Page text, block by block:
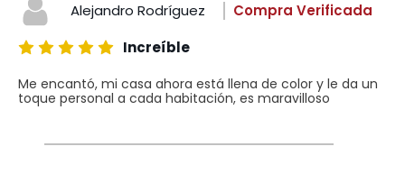
Alejandro Rodríguez
Compra Verificada
Increíble
Me encantó, mi casa ahora está llena de color y le da un
toque personal a cada habitación, es maravilloso